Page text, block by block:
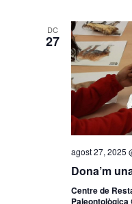
DC
27
agost 27, 2025
Dona’m
Centre de
Paleontològica